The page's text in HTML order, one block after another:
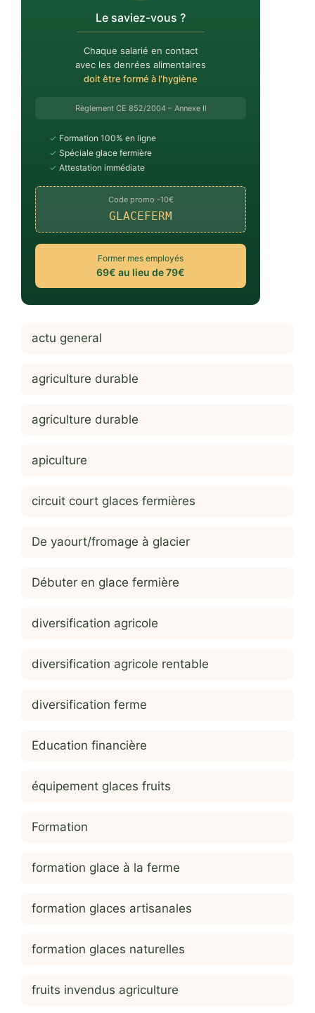
Le saviez-vous ?
Chaque salarié en contact
avec les denrées alimentaires
doit être formé à l'hygiène
Règlement CE 852/2004 – Annexe II
✓ Formation 100% en ligne
✓ Spéciale glace fermière
✓ Attestation immédiate
Code promo -10€
GLACEFERM
Former mes employés
69€ au lieu de 79€
actu general
agriculture durable
agriculture durable
apiculture
circuit court glaces fermières
De yaourt/fromage à glacier
Débuter en glace fermière
diversification agricole
diversification agricole rentable
diversification ferme
Education financière
équipement glaces fruits
Formation
formation glace à la ferme
formation glaces artisanales
formation glaces naturelles
fruits invendus agriculture